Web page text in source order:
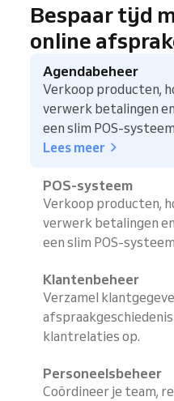
Bespaar tijd
online
Agendabeheer
Verkoop producten,
verwerk betalingen
een slim POS-
Lees meer
POS-systeem
Verkoop producten,
verwerk betalingen
een slim POS-
Klantenbeheer
Verzamel
klantrelaties op.
Personeelsbeheer
Coördineer je team,